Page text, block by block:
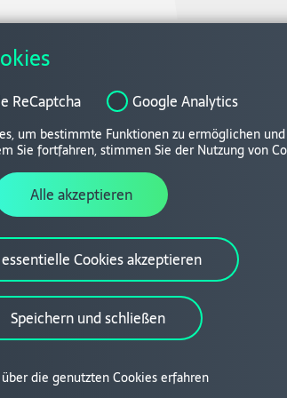
mehr
ReCaptcha Google Analytics
um bestimmte Funktionen zu ermöglichen
Sie fortfahren, stimmen Sie der Nutzung von
Alle akzeptieren
Cookies akzeptieren
Speichern und schließen
die genutzten Cookies erfahren